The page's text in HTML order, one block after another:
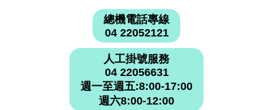
總機電話專線
04 22052121
人工掛號服務
04 22056631
週一至週五:8:00-17:00
週六8:00-12:00